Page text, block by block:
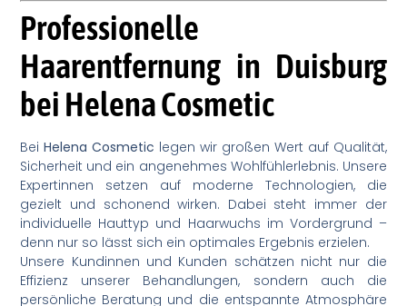
Professionelle
Haarentfernung in Duisburg
bei Helena Cosmetic
BeiHelena Cosmetic legen wir großen Wert auf Qualität,
Sicherheit und ein angenehmes Wohlfühlerlebnis. Unsere
Expertinnen setzen auf moderne Technologien, die
gezielt und schonend wirken. Dabei steht immer der
individuelle Hauttyp und Haarwuchs im Vordergrund –
denn nur so lässt sich ein optimales Ergebnis erzielen.
Unsere Kundinnen und Kunden schätzen nicht nur die
Effizienz unserer Behandlungen, sondern auch die
persönliche Beratung und die entspannte Atmosphäre